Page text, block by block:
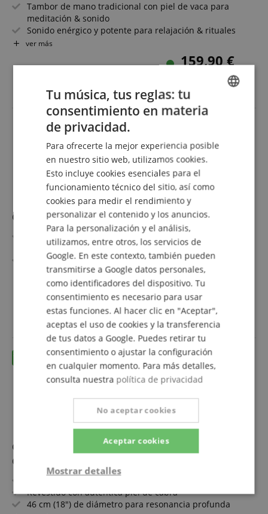
Tambor de mano tradicional con piel de vaca para
meditación & sonido
Sonido enérgico y potente para relajación & rituales
Tamaño: 16" (Ø 41 cm) para potentes tonos graves &
Incluye sujeción - toca cómodamente sentado & de pie
Incluye mazo - listo para tocar en talleres & sesiones
Ideal para terapia sonora, meditación & práctica
espiritual
ver más
159,90 €
Envío gratuitos (DE)I.V.A.
Classic Cantabile SD-16 Tambor Chamánico 16"
Tambor chamánico de 16" para rituales, meditación y
trabajo sonoro
Piel natural tensada para tonos cálidos y profundos
Aro de madera resistente para una tensión duradera
Construcción clásica para una sensación de toque
auténtica
Ideal para yoga, trance, sanación sonora y terapia
Incluye mazo adecuado para uso inmediato
ver más
89,90 €
incluido
Classic Cantabile SD-18 Tambor Chamánico 18" Set
Con Soporte
Revestido con auténtica piel de cabra
46 cm (18") de diámetro para resonancia profunda
ENGLISH
ITALIAN
SPANISH
Tu música, tus reglas: tu
consentimiento en materia
de privacidad.
Para ofrecerte la mejor experiencia posible
en nuestro sitio web, utilizamos cookies.
Esto incluye cookies esenciales para el
funcionamiento técnico del sitio, así como
cookies para medir el rendimiento y
personalizar el contenido y los anuncios.
Para la personalización y el análisis,
utilizamos, entre otros, los servicios de
Google. En este contexto, también pueden
transmitirse a Google datos personales,
como identificadores del dispositivo. Tu
consentimiento es necesario para usar
estas funciones. Al hacer clic en "Aceptar",
aceptas el uso de cookies y la transferencia
de tus datos a Google. Puedes retirar tu
consentimiento o ajustar la configuración
en cualquier momento. Para más detalles,
consulta nuestra política de privacidad
Aceptar cookies
No aceptar cookies
Mostrar detalles
Estrictamente
necesaria
Actuación